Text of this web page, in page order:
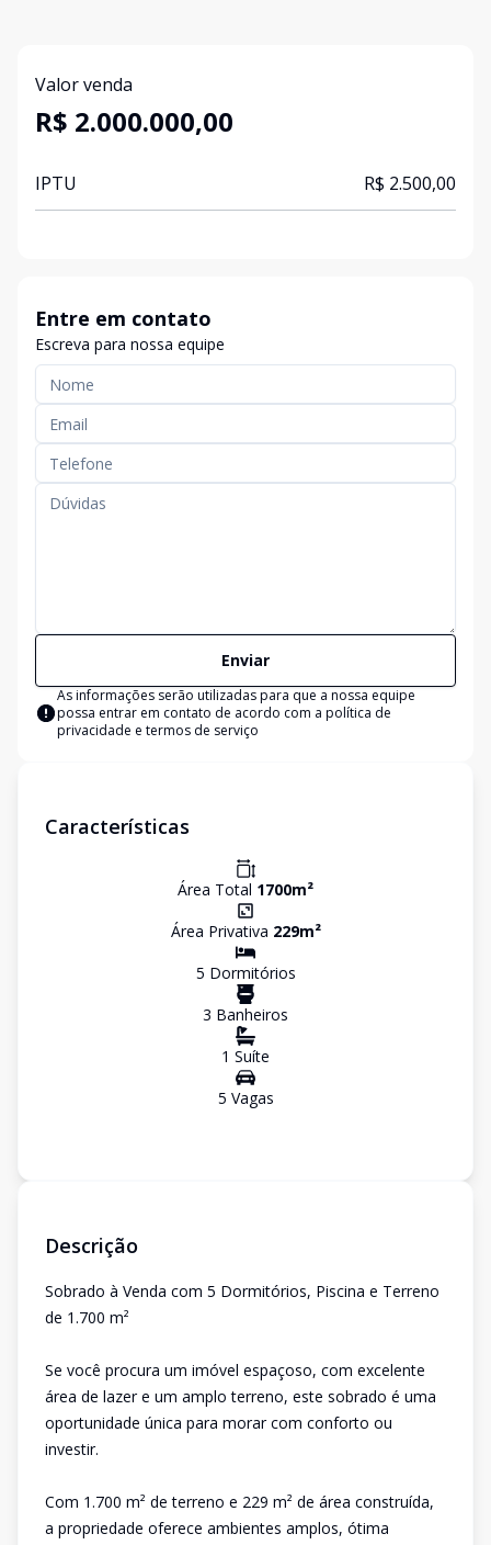
Valor venda
R$ 2.000.000,00
IPTU R$ 2.500,00
Entre em contato
Escreva para nossa equipe
Enviar
As informações serão utilizadas para que a nossa equipe
possa entrar em contato de acordo com a política de
privacidade e termos de serviço
Características
Área Total 1700m²
Área Privativa 229m²
5 Dormitórios
3 Banheiros
1 Suíte
5 Vagas
Descrição
Sobrado à Venda com 5 Dormitórios, Piscina e Terreno
de 1.700 m²
Se você procura um imóvel espaçoso, com excelente
área de lazer e um amplo terreno, este sobrado é uma
oportunidade única para morar com conforto ou
investir.
Com 1.700 m² de terreno e 229 m² de área construída,
a propriedade oferece ambientes amplos, ótima